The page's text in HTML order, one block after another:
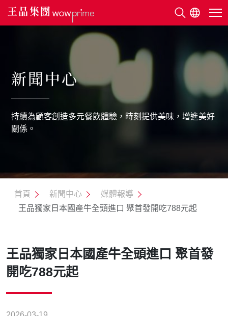
美味地圖
永續發展
新聞中心
持續為顧客創造多元餐飲體驗，時刻提供美味，增進美好
關係。
首頁 新聞中心
媒體報導
王品獨家日本國產牛全頭進口 聚首發開吃788元起
王品獨家日本國產牛全頭進口 聚首發
開吃788元起